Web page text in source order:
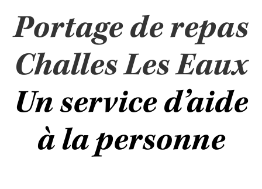
Portage de repas
Challes Les Eaux
Un service d’aide
à la personne